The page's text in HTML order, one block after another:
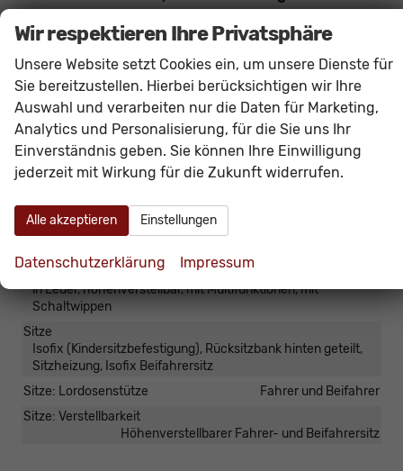
oder Apple Karten) über denFahrzeugbildschirm
möglich.
Innen
Armlehnen
Mittelarmlehne
Fensterheber
elektrisch 4-fach
Klimatisierung
in Leder, höhenverstellbar, mit Multifunktionen, mit
Schaltwippen
Sitze
Isofix (Kindersitzbefestigung), Rücksitzbank hinten geteilt,
Sitzheizung, Isofix Beifahrersitz
Sitze: Lordosenstütze
Fahrer und Beifahrer
Sitze: Verstellbarkeit
Höhenverstellbarer Fahrer- und Beifahrersitz
Wir respektieren Ihre Privatsphäre
Unsere Website setzt Cookies ein, um unsere Dienste für
Sie bereitzustellen. Hierbei berücksichtigen wir Ihre
Auswahl und verarbeiten nur die Daten für Marketing,
Analytics und Personalisierung, für die Sie uns Ihr
Einverständnis geben. Sie können Ihre Einwilligung
jederzeit mit Wirkung für die Zukunft widerrufen.
Alle akzeptieren Einstellungen
Datenschutzerklärung Impressum